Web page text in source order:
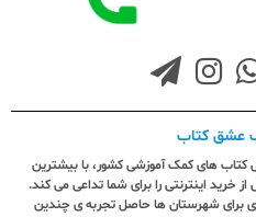
عشق کتاب
کتاب های کمک آموزشی کشور، با بیشترین
اینترنتی را برای شما تداعی می کند.
کاری برای شهرستان ها حاصل تجربه ی چندین